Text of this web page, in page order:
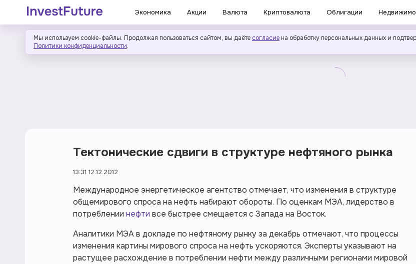
Экономика Акции Валюта Криптовалюта Облигации
Мы используем cookie-файлы. Продолжая пользоваться сайтом, вы даёте согласие на обработку персональных данных и
Политики конфиденциальности.
Тектонические сдвиги в структуре нефтяного рынка
13:31 12.12.2012
Международное энергетическое агентство отмечает, что изменения в структуре
общемирового спроса на нефть набирают обороты. По оценкам МЭА, лидерство в
потреблении нефти все быстрее смещается с Запада на Восток.
Аналитики МЭА в докладе по нефтяному рынку за декабрь отмечают, что процессы
изменения картины мирового спроса на нефть ускоряются. Эксперты указывают на
растущее расхождение в потреблении нефти между различными регионами мировой